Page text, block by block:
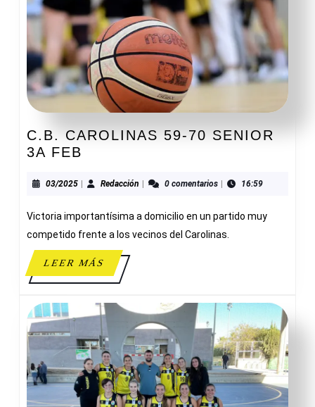
C.B. CAROLINAS 59-70 SENIOR
3A FEB
59-
SENIOR
3A
FEB
03/202503/2025Redacción Redacción0 comentarios 16:59
Victoria importantísima a domicilio en un partido muy
competido frente a los vecinos del Carolinas.
LEER MÁSLEER
MÁS